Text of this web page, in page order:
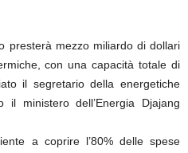
presterà mezzo miliardo di dollari
con una capacità totale di
il segretario della energetiche
il ministero dell’Energia Djajang
a coprire l’80% delle spese